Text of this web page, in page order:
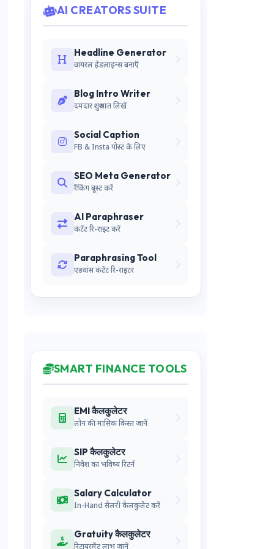
AI CREATORS SUITE
Headline Generator
वायरल हेडलाइन्स बनाएँ
Blog Intro Writer
दमदार शुरुआत लिखें
Social Caption
FB & Insta पोस्ट के लिए
SEO Meta Generator
रैंकिंग बूस्ट करें
AI Paraphraser
कंटेंट रि-राइट करें
Paraphrasing Tool
एडवांस कंटेंट रि-राइटर
SMART FINANCE TOOLS
EMI कैलकुलेटर
लोन की मासिक किस्त जानें
SIP कैलकुलेटर
निवेश का भविष्य रिटर्न
Salary Calculator
In-Hand सैलरी कैलकुलेट करें
Gratuity कैलकुलेटर